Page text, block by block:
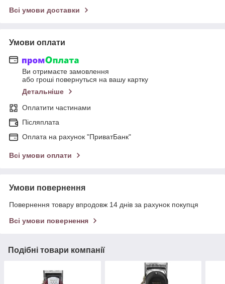
Всі умови доставки
Умови оплати
Ви отримаєте замовлення
або гроші повернуться на вашу картку
Детальніше
Оплатити частинами
Післяплата
Оплата на рахунок "ПриватБанк"
Всі умови оплати
Умови повернення
Повернення товару впродовж 14 днів за рахунок покупця
Всі умови повернення
Подібні товари компанії